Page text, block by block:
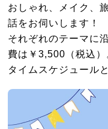
おしゃれ、メイク、
話をお伺いします！
それぞれのテーマに
費は￥3,500（税込）
タイムスケジュール